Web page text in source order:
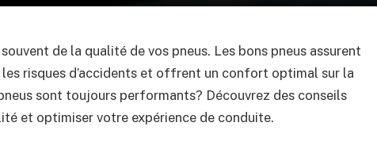
de la qualité de vos pneus. Les bons pneus assurent
risques d’accidents et offrent un confort optimal sur la
sont toujours performants? Découvrez des conseils
et optimiser votre expérience de conduite.